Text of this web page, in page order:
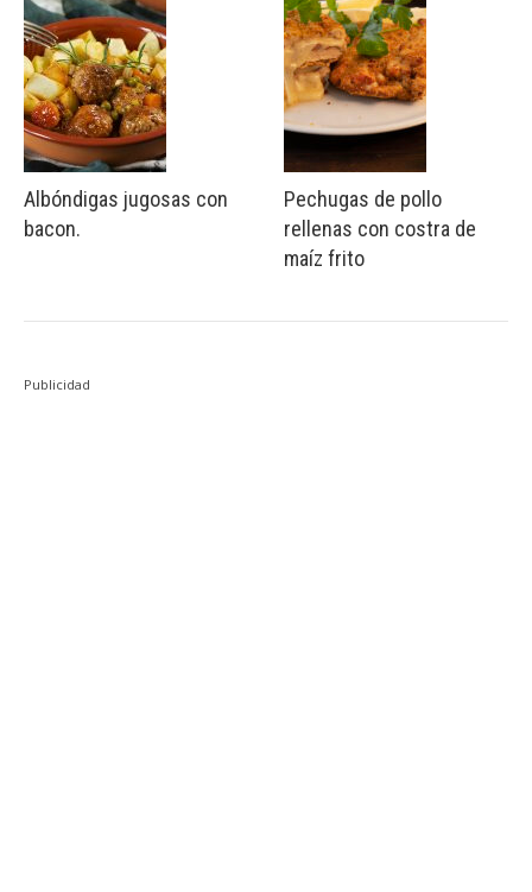
Albóndigas jugosas con
bacon.
Pechugas de pollo
rellenas con costra de
maíz frito
Publicidad